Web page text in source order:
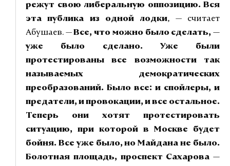
режут свою либеральную оппозицию. Вся
эта публика из одной лодки, — считает
Абушаев. —Все, что можно было сделать, —
уже было сделано. Уже были
протестированы все возможности так
называемых демократических
преобразований. Было все: и спойлеры, и
предатели, и провокации, и все остальное.
Теперь они хотят протестировать
ситуацию, при которой в Москве будет
бойня. Все уже было, но Майдана не было.
Болотная площадь, проспект Сахарова —